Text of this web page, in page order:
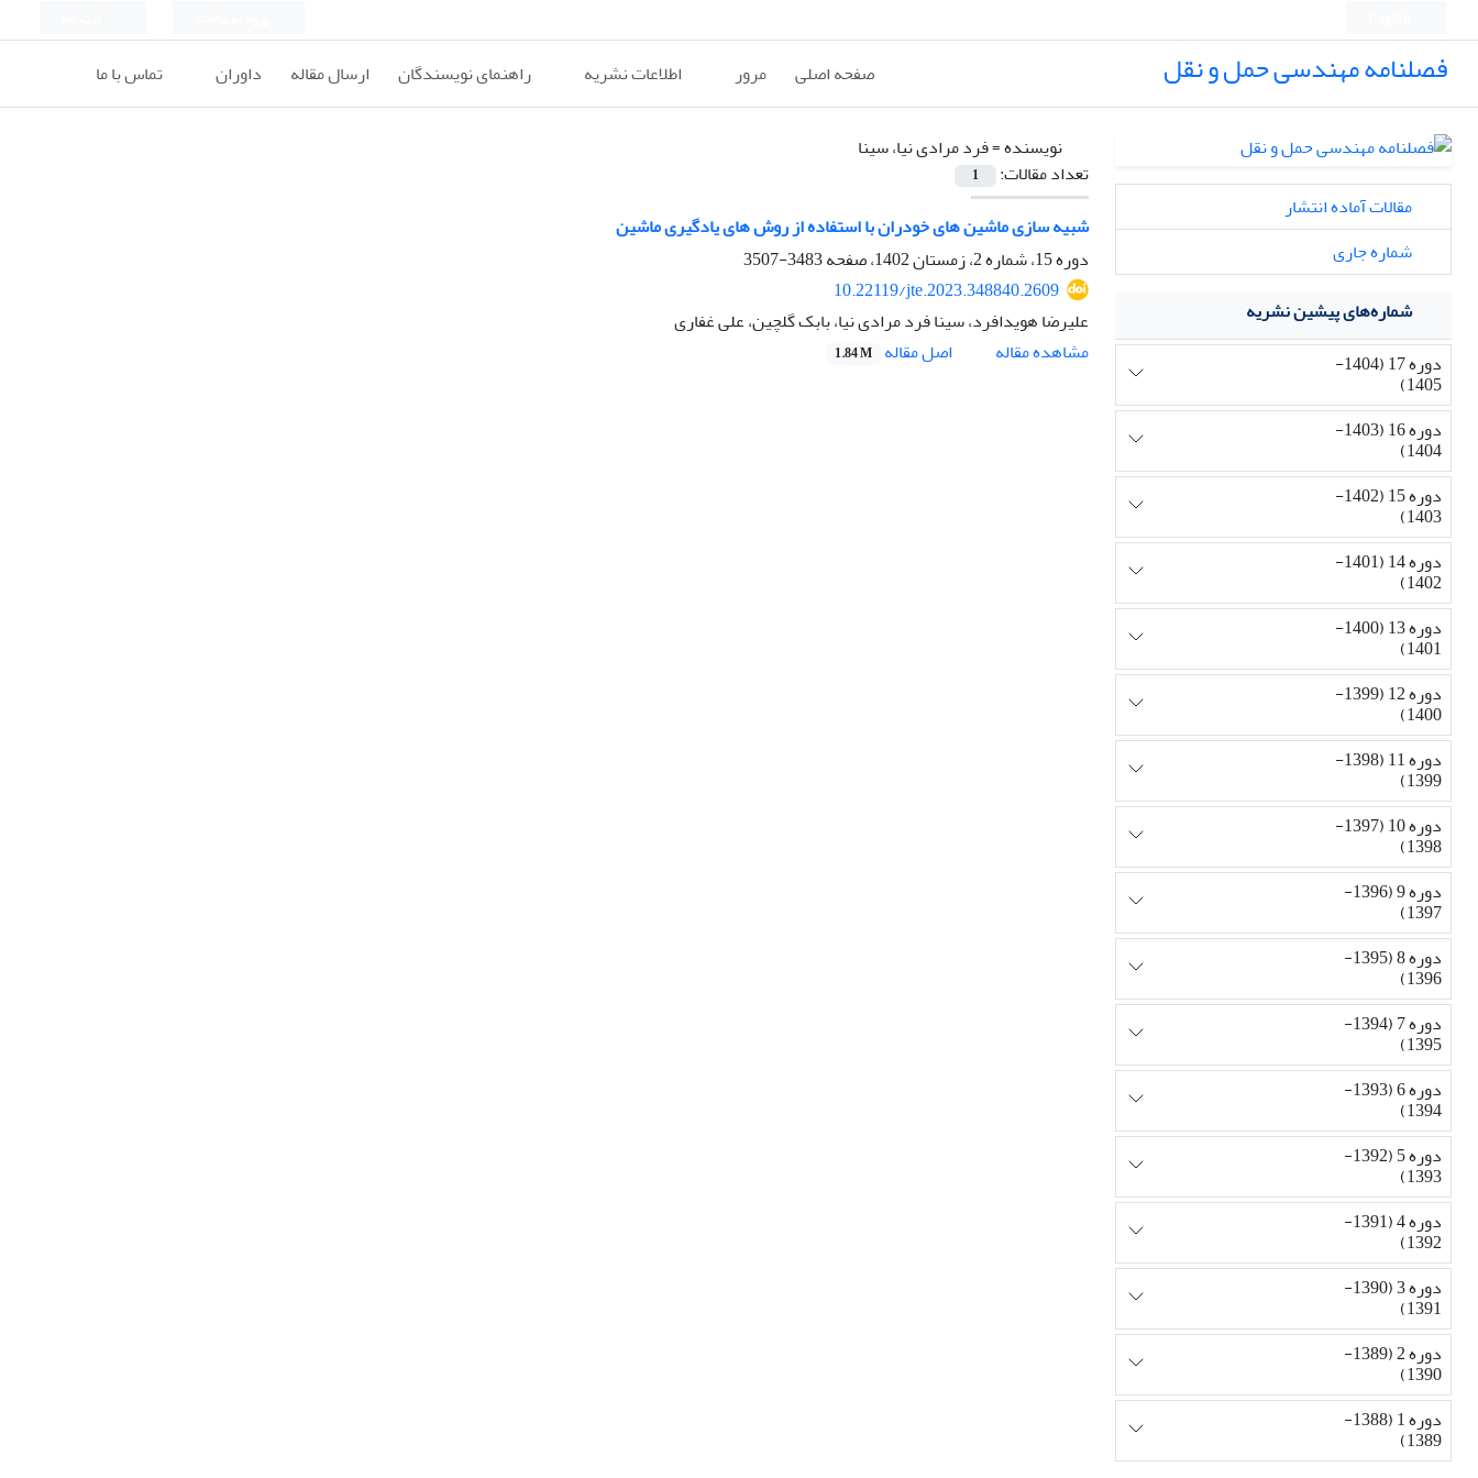
فصلنامه مهندسی حمل و نقل صفحه اصلی مرور اطلاعات نشریه راهنمای نویسندگان ارسال مقاله داوران تماس با ما
نویسنده =فرد مرادی نیا، سینا
تعداد مقالات:
1
شبیه سازی ماشین های خودران با استفاده از روش های یادگیری ماشین
دوره 15، شماره 2، زمستان 1402، صفحه
3483-3507
10.22119/jte.2023.348840.2609
علیرضا هویدافرد، سینا فرد مرادی نیا، بابک گلچین، علی غفاری
مشاهده مقاله
اصل مقاله 1.84 M
مقالات آماده انتشار
شماره جاری
شماره‌های پیشین نشریه
دوره 17 (1404-
1405)
دوره 16 (1403-
1404)
دوره 15 (1402-
1403)
دوره 14 (1401-
1402)
دوره 13 (1400-
1401)
دوره 12 (1399-
1400)
دوره 11 (1398-
1399)
دوره 10 (1397-
1398)
دوره 9 (1396-
1397)
دوره 8 (1395-
1396)
دوره 7 (1394-
1395)
دوره 6 (1393-
1394)
دوره 5 (1392-
1393)
دوره 4 (1391-
1392)
دوره 3 (1390-
1391)
دوره 2 (1389-
1390)
دوره 1 (1388-
1389)